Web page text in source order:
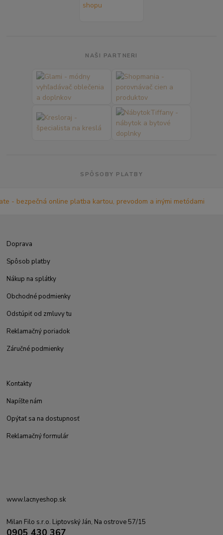
NAŠI PARTNERI
SPÔSOBY PLATBY
Doprava
Spôsob platby
Nákup na splátky
Obchodné podmienky
Odstúpiť od zmluvy tu
Reklamačný poriadok
Záručné podmienky
Kontakty
Napíšte nám
Opýtať sa na dostupnosť
Reklamačný formulár
www.lacnyeshop.sk
Milan Filo s.r.o. Liptovský Ján, Na ostrove 57/15